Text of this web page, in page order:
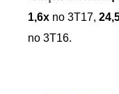
1,6x no 3T17,
no 3T16.